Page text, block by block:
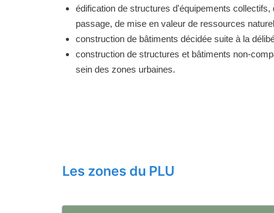
édification de structures d'équipements
passage, de mise en valeur de ressources
construction de bâtiments décidée suite à la
construction de structures et bâtiments non-
sein des zones urbaines.
Les zones du PLU